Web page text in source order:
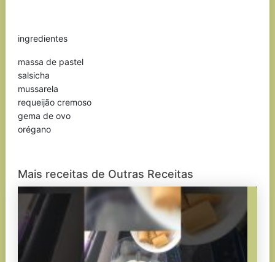
ingredientes
massa de pastel
salsicha
mussarela
requeijão cremoso
gema de ovo
orégano
Mais receitas de Outras Receitas